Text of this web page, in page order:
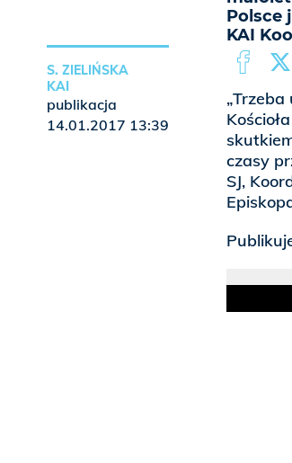
Polsce
KAI
czasy
SJ,
S. ZIELIŃSKA
KAI
publikacja
14.01.2017 13:39